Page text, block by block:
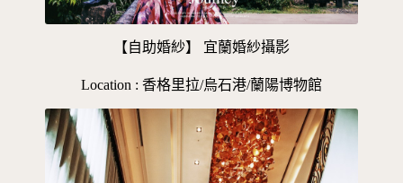
【自助婚紗】 宜蘭婚紗攝影
Location : 香格里拉/烏石港/蘭陽博物館